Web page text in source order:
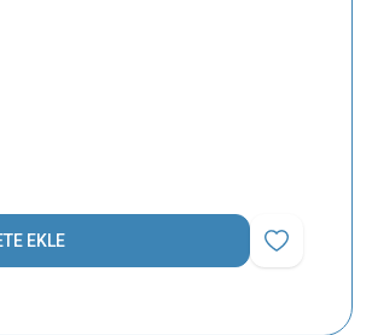
EKLE
Favoriye Ekle